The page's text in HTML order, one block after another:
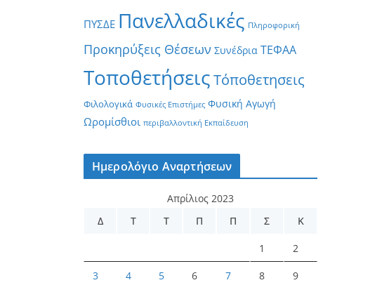
ΠΥΣΔΕ Πανελλαδικές Πληροφορική
Προκηρύξεις Θέσεων Συνέδρια ΤΕΦΑΑ
ΤοποθετήσειςΤόποθετησεις
Φιλολογικά Φυσικές Επιστήμες Φυσική Αγωγή
Ωρομίσθιοι περιβαλλοντική Εκπαίδευση
Ημερολόγιο Αναρτήσεων
Απρίλιος 2023
Δ
Τ Τ Π Π Σ Κ
1 2
3 4 5 6 7 8 9